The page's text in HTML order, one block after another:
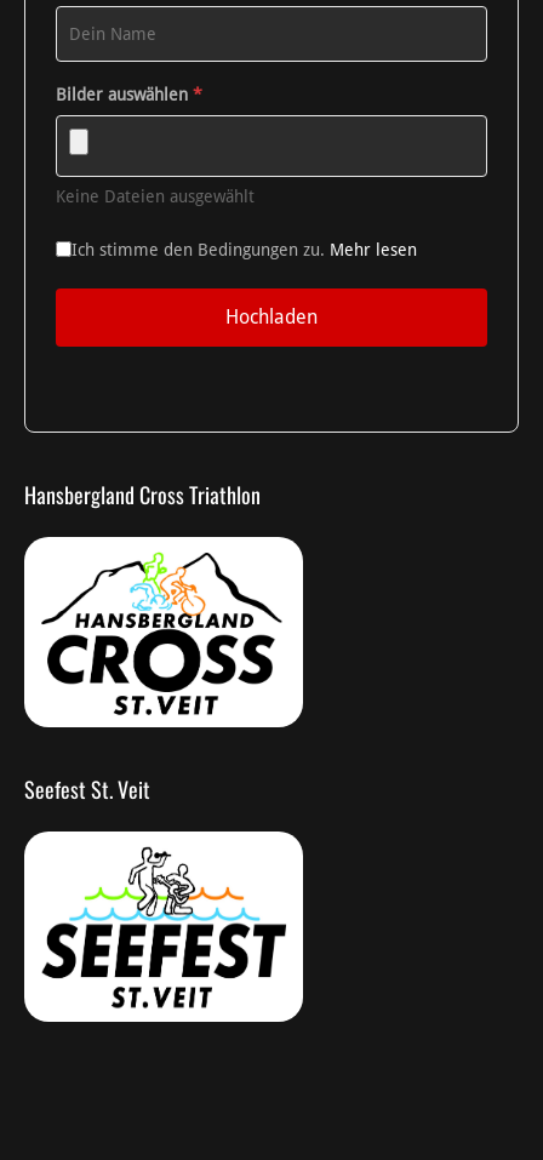
Bilder auswählen *
Keine Dateien ausgewählt
Ich stimme den Bedingungen zu. Mehr lesen
Hochladen
Hansbergland Cross Triathlon
Seefest St. Veit